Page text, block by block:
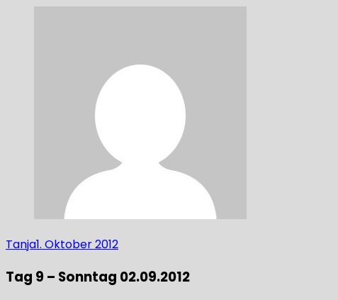
Tanja1. Oktober 2012
Tag 9 – Sonntag 02.09.2012